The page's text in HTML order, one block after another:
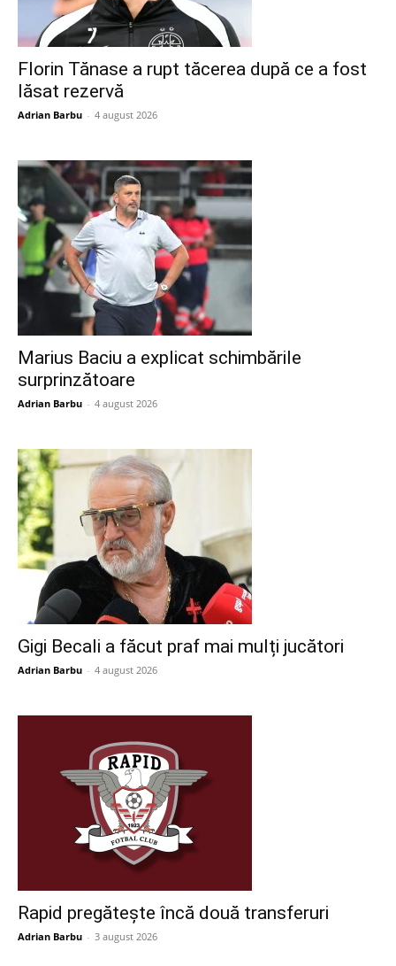
Florin Tănase a rupt tăcerea după ce a fost
lăsat rezervă
Adrian Barbu - 4 august 2026
Marius Baciu a explicat schimbările
surprinzătoare
Adrian Barbu - 4 august 2026
Gigi Becali a făcut praf mai mulți jucători
Adrian Barbu - 4 august 2026
Rapid pregătește încă două transferuri
Adrian Barbu - 3 august 2026